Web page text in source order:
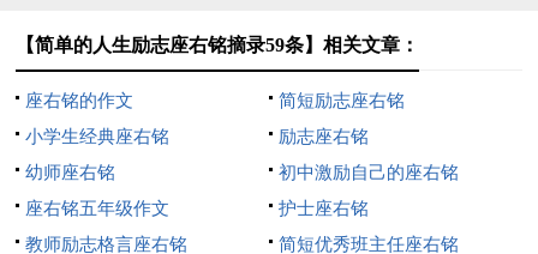
【简单的人生励志座右铭摘录59条】相关文章：
座右铭的作文
简短励志座右铭
小学生经典座右铭
励志座右铭
幼师座右铭
初中激励自己的座右铭
座右铭五年级作文
护士座右铭
教师励志格言座右铭
简短优秀班主任座右铭